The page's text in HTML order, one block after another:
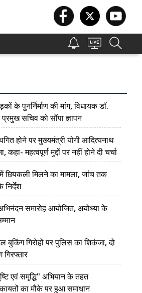
के पुनर्निर्माण की मांग, विधायक डॉ.
सचिव को सौंपा ज्ञापन
होने पर मुख्यमंत्री योगी आदित्यनाथ
कहा- महत्वपूर्ण मुद्दों पर नहीं होने दी चर्चा
में छिपकली मिलने का मामला, जांच तक
समारोह आयोजित, अयोध्या के
बुकिंग गिरोहों पर पुलिस का शिकंजा, दो
एवं समृद्धि" अभियान के तहत
का मौके पर हुआ समाधान